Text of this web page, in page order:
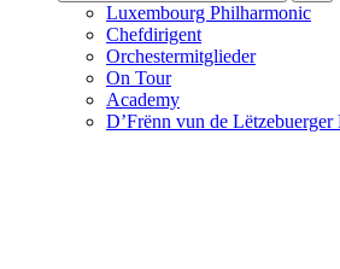
Luxembourg Philharmonic
Chefdirigent
Orchestermitglieder
On Tour
Academy
D’Frënn vun de